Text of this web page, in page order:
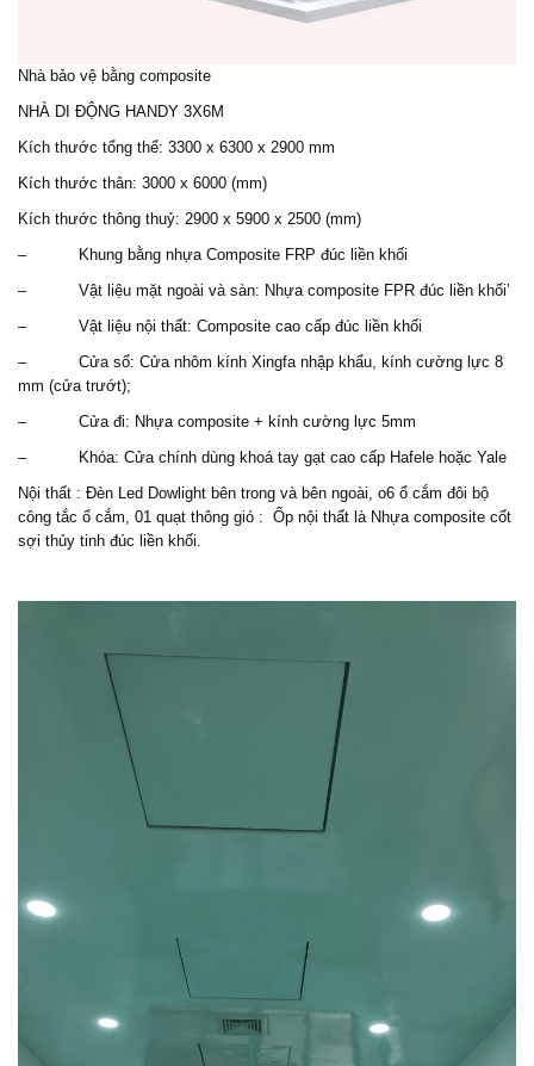
Nhà bảo vệ bằng composite
NHÀ DI ĐỘNG HANDY 3X6M
Kích thước tổng thể: 3300 x 6300 x 2900 mm
Kích thước thân: 3000 x 6000 (mm)
Kích thước thông thuỷ: 2900 x 5900 x 2500 (mm)
– Khung bằng nhựa Composite FRP đúc liền khối
– Vật liệu mặt ngoài và sàn: Nhựa composite FPR đúc liền khối’
– Vật liệu nội thất: Composite cao cấp đúc liền khối
– Cửa sổ: Cửa nhôm kính Xingfa nhập khẩu, kính cường lực 8
mm (cửa trướt);
– Cửa đi: Nhựa composite + kính cường lực 5mm
– Khóa: Cửa chính dùng khoá tay gạt cao cấp Hafele hoặc Yale
Nội thất : Đèn Led Dowlight bên trong và bên ngoài, o6 ổ cắm đôi bộ
công tắc ổ cắm, 01 quạt thông gió : Ốp nội thất là Nhựa composite cốt
sợi thủy tinh đúc liền khối.